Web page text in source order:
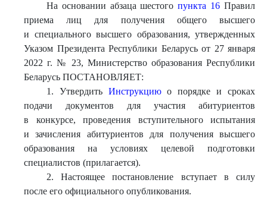
На основании абзаца шестогопункта 16 Правил
приема лиц для получения общего высшего
и специального высшего образования, утвержденных
Указом Президента Республики Беларусь от 27 января
2022 г. № 23, Министерство образования Республики
Беларусь ПОСТАНОВЛЯЕТ:
1. Утвердить Инструкциюо порядке и сроках
подачи документов для участия абитуриентов
в конкурсе, проведения вступительного испытания
и зачисления абитуриентов для получения высшего
образования на условиях целевой подготовки
специалистов (прилагается).
2. Настоящее постановление вступает в силу
после его официального опубликования.